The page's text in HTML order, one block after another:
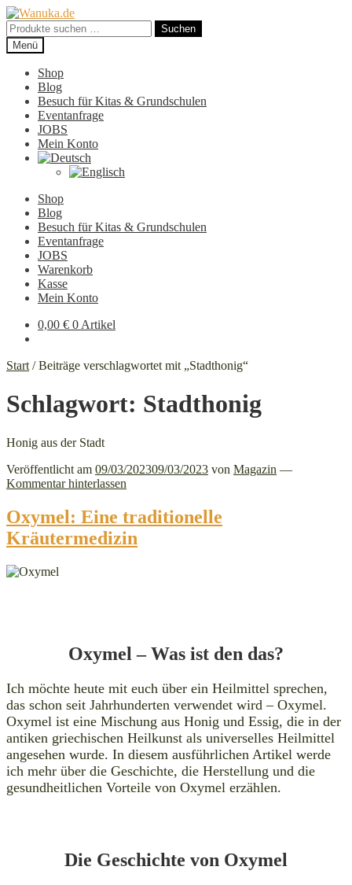
Zur
Navigation
springen
Zum
Inhalt
springen
Suchen
nach:
Suchen
Menü
Shop
Blog
Besuch für Kitas & Grundschulen
Eventanfrage
JOBS
Mein Konto
Shop
Blog
Besuch für Kitas & Grundschulen
Eventanfrage
JOBS
Warenkorb
Kasse
Mein Konto
0,00 € 0 Artikel
Start /Beiträge verschlagwortet mit „Stadthonig“
Schlagwort: Stadthonig
Honig aus der Stadt
Veröffentlicht am 09/03/202309/03/2023 von Magazin —
Kommentar hinterlassen
Oxymel: Eine traditionelle
Kräutermedizin
Oxymel – Was ist den das?
Ich möchte heute mit euch über ein Heilmittel sprechen,
das schon seit Jahrhunderten verwendet wird – Oxymel.
Oxymel ist eine Mischung aus Honig und Essig, die in der
antiken griechischen Heilkunst als universelles Heilmittel
angesehen wurde. In diesem ausführlichen Artikel werde
ich mehr über die Geschichte, die Herstellung und die
gesundheitlichen Vorteile von Oxymel erzählen.
Die Geschichte von Oxymel